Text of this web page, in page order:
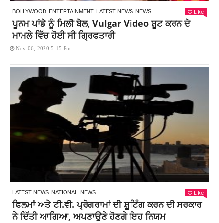
BOLLYWOOD ENTERTAINMENT LATEST NEWS NEWS Like
ਪੂਨਮ ਪਾਂਡੇ ਨੂੰ ਮਿਲੀ ਬੇਲ, Vulgar Video ਸ਼ੂਟ ਕਰਨ ਦੇ
ਮਾਮਲੇ ਵਿੱਚ ਹੋਈ ਸੀ ਗ੍ਰਿਫਤਾਰੀ
Nov 06, 2020 5:15 Pm
LATEST NEWS NATIONAL NEWS Like
ਫਿਲਮਾਂ ਅਤੇ ਟੀ.ਵੀ. ਪ੍ਰੋਗਰਾਮਾਂ ਦੀ ਸ਼ੁੂਟਿੰਗ ਕਰਨ ਦੀ ਸਰਕਾਰ
ਨੇ ਦਿੱਤੀ ਆਗਿਆ, ਅਪਣਾਉਣੇ ਹੋਣਗੇ ਇਹ ਨਿਯਮ